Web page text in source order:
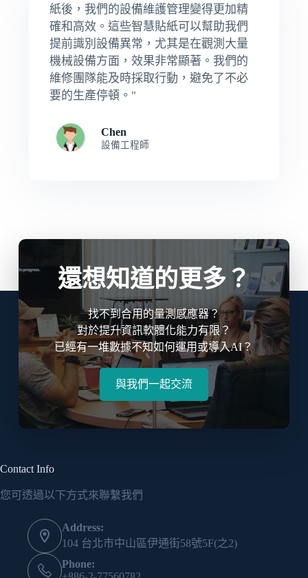
紙後，我們的設備維護管理變得更加精
確和高效。這些智慧貼紙可以幫助我們
提前識別設備異常，尤其是在觀測大量
機械設備方面，效果非常顯著。我們的
維修團隊能及時採取行動，避免了不必
要的生產停頓。"
Chen
設備工程師
還想知道的更多？
找不到合用的量測感應器？
對於提升資訊軟體化能力有限？
已經有一堆數據不知如何運用或導入AI？
與我們一起交流
Contact Info
您可透過以下方式來聯繫我們
Address:
104 台北市中山區伊通街58號5F(之2)
Phone: